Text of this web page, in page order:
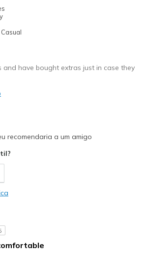
Casual
and have bought extras just in case they
recomendaria a um amigo